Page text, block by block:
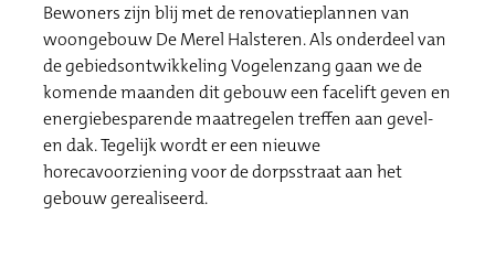
Bewoners zijn blij met de renovatieplannen van
woongebouw De Merel Halsteren. Als onderdeel van
de gebiedsontwikkeling Vogelenzang gaan we de
komende maanden dit gebouw een facelift geven en
energiebesparende maatregelen treffen aan gevel-
en dak. Tegelijk wordt er een nieuwe
horecavoorziening voor de dorpsstraat aan het
gebouw gerealiseerd.